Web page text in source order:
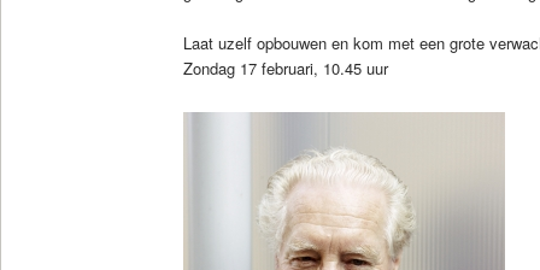
Laat uzelf opbouwen en kom met een grote
Zondag 17 februari, 10.45 uur